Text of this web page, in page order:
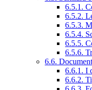
6.5.1.
6.5.2.
6.5.3.
6.5.4.
6.5.5.
6.5.6.
6.6.
6.6.1. I
6.6.2.